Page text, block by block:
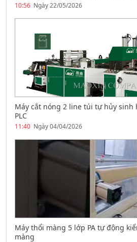
10:56 Ngày 22/05/2026
Máy cắt nóng 2 line túi tự hủy sinh
PLC
11:40 Ngày 04/04/2026
Máy thổi màng 5 lớp PA tự động
màng